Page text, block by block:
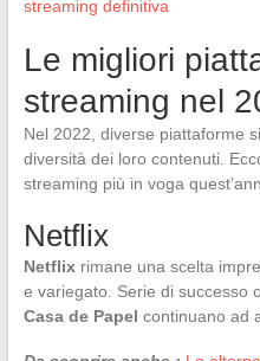
streaming definitiva
Le migliori
streaming nel
Nel 2022, diverse piattaforme
diversità dei loro contenuti.
streaming più in voga
Netflix
Netflixrimane una scelta
e variegato. Serie di successo
Casa de Papel continuano ad